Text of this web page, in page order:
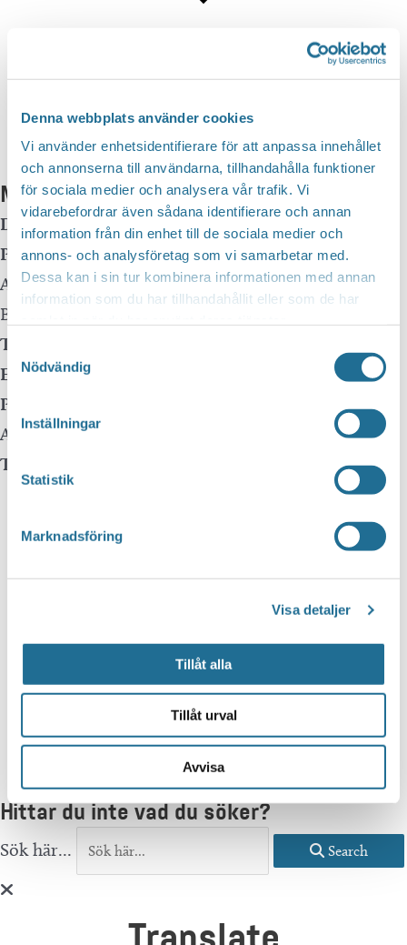
Denna webbplats använder cookies
Vi använder enhetsidentifierare för att anpassa innehållet
och annonserna till användarna, tillhandahålla funktioner
för sociala medier och analysera vår trafik. Vi
vidarebefordrar även sådana identifierare och annan
information från din enhet till de sociala medier och
annons- och analysföretag som vi samarbetar med.
Dessa kan i sin tur kombinera informationen med annan
information som du har tillhandahållit eller som de har
Samtyckesval
Nödvändig
Inställningar
Statistik
Marknadsföring
Visa detaljer
Tillåt alla
Tillåt urval
Avvisa
iCalendar
Outlook Live
Mer info
Datum: 27 september, 2024 kl 10:30- 11:30
Plats:Borensbergs Bibliotek
Adress: Husbyvägen 13
Borensberg
Telefon:
E-mail:
Pris:
Arrangör:
Telefonnummer arrangör:
Hittar du inte vad du söker?
Sök här... Search